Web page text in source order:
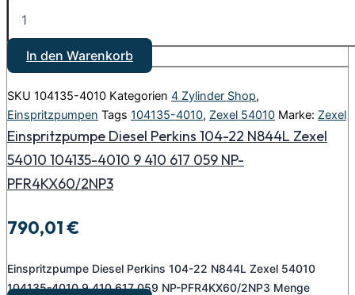
In den Warenkorb
SKU 104135-4010 Kategorien 4 Zylinder Shop,
Einspritzpumpen Tags 104135-4010, Zexel 54010 Marke: Zexel
Einspritzpumpe Diesel Perkins 104-22 N844L Zexel
54010 104135-4010 9 410 617 059 NP-
PFR4KX60/2NP3
790,01€
Einspritzpumpe Diesel Perkins 104-22 N844L Zexel 54010
104135-4010 9 410 617 059 NP-PFR4KX60/2NP3 Menge